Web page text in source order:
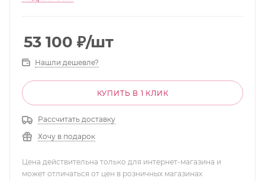
53 100 ₽/шт
Нашли дешевле?
КУПИТЬ В 1 КЛИК
Рассчитать доставку
Хочу в подарок
Цена действительна только для интернет-магазина и
может отличаться от цен в розничных магазинах